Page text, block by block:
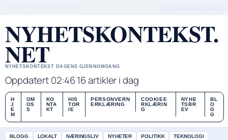
NYHETSKONTEKST.
NET
NYHETSKONTEKST DAGENS GJENNOMGANG
Oppdatert 02:4616 artikler i dag
H
J
E
M
OM
OS
S
KO
NTA
KT
HIS
TOR
IE
PERSONVERN
ERKLÆRING
COOKIEE
RKLÆRIN
G
NYHE
TSBR
EV
BL
O
G
G
BLOGG LOKALT NÆRINGSLIV NYHETER POLITIKK
TEKNOLOGI